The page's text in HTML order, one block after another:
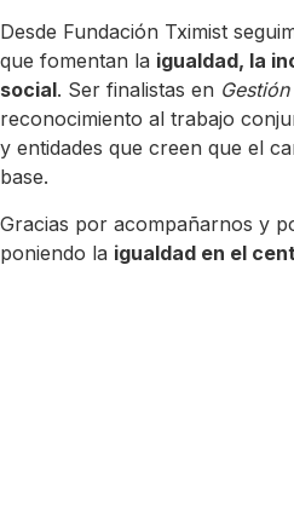
Desde Fundación Tximist
que fomentan la igualdad, la
social. Ser finalistas en
reconocimiento al trabajo
y entidades que creen que el
base.
Gracias por acompañarnos y
poniendo la igualdad en el